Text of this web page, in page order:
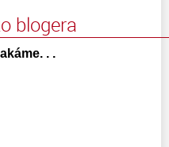
blogera
. .